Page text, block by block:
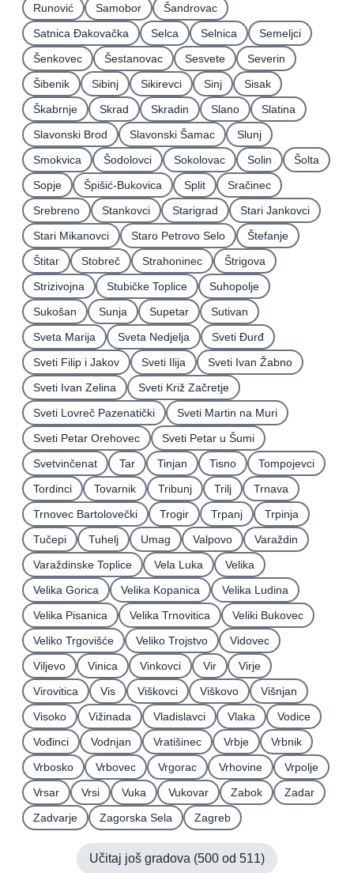
Runović
Samobor
Šandrovac
Satnica Ðakovačka
Selca Selnica
Semeljci
Šenkovec
Šestanovac Sesvete
Severin
Šibenik
Sibinj Sikirevci Sinj
Sisak
Škabrnje
Skrad Skradin Slano
Slatina
Slavonski Brod
Slavonski Šamac
Slunj
Smokvica
Šodolovci Sokolovac Solin
Šolta
Sopje
Špišić-Bukovica Split
Sračinec
Srebreno
Stankovci Starigrad
Stari Jankovci
Stari Mikanovci
Staro Petrovo Selo
Štefanje
Štitar
Stobreč Strahoninec
Štrigova
Strizivojna
Stubičke Toplice
Suhopolje
Sukošan
Sunja Supetar
Sutivan
Sveta Marija
Sveta Nedjelja
Sveti Ðurđ
Sveti Filip i Jakov
Sveti Ilija
Sveti Ivan Žabno
Sveti Ivan Zelina
Sveti Križ Začretje
Sveti Lovreč Pazenatički
Sveti Martin na Muri
Sveti Petar Orehovec
Sveti Petar u Šumi
Svetvinčenat
Tar Tinjan Tisno
Tompojevci
Tordinci
Tovarnik Tribunj Trilj
Trnava
Trnovec Bartolovečki
Trogir Trpanj
Trpinja
Tučepi
Tuhelj Umag Valpovo
Varaždin
Varaždinske Toplice
Vela Luka
Velika
Velika Gorica
Velika Kopanica
Velika Ludina
Velika Pisanica
Velika Trnovitica
Veliki Bukovec
Veliko Trgovišće
Veliko Trojstvo
Vidovec
Viljevo
Vinica Vinkovci Vir
Virje
Virovitica
Vis Viškovci Viškovo
Višnjan
Visoko
Vižinada Vladislavci Vlaka
Vodice
Vođinci
Vodnjan Vratišinec Vrbje
Vrbnik
Vrbosko
Vrbovec Vrgorac Vrhovine
Vrpolje
Vrsar
Vrsi Vuka Vukovar Zabok
Zadar
Zadvarje
Zagorska Sela Zagreb
Učitaj još gradova (500 od 511)